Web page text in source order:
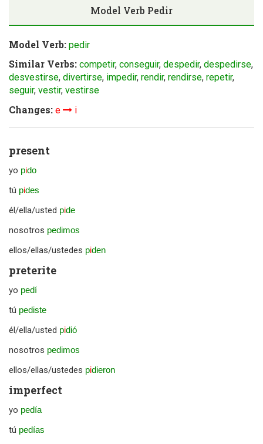
Model Verb Pedir
Model Verb: pedir
Similar Verbs: competir, conseguir, despedir, despedirse,
desvestirse, divertirse, impedir, rendir, rendirse, repetir,
seguir, vestir, vestirse
Changes: e i
present
yo pido
tú pides
él/ella/usted pide
nosotros pedimos
ellos/ellas/ustedes piden
preterite
yo pedí
tú pediste
él/ella/usted pidió
nosotros pedimos
ellos/ellas/ustedes pidieron
imperfect
yo pedía
tú pedías